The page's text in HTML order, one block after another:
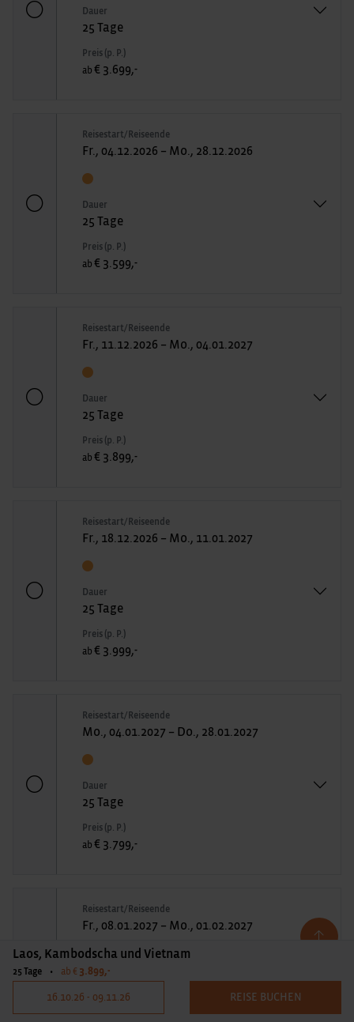
Dauer
25 Tage
Preis (p. P.)
ab € 3.699,-
Reisestart/Reiseende
Fr., 04.12.2026 – Mo., 28.12.2026
Dauer
25 Tage
Preis (p. P.)
ab € 3.599,-
Reisestart/Reiseende
Fr., 11.12.2026 – Mo., 04.01.2027
Dauer
25 Tage
Preis (p. P.)
ab € 3.899,-
Reisestart/Reiseende
Fr., 18.12.2026 – Mo., 11.01.2027
Dauer
25 Tage
Preis (p. P.)
ab € 3.999,-
Reisestart/Reiseende
Mo., 04.01.2027 – Do., 28.01.2027
Dauer
25 Tage
Preis (p. P.)
ab € 3.799,-
Reisestart/Reiseende
Fr., 08.01.2027 – Mo., 01.02.2027
Dauer
25 Tage
Laos, Kambodscha und Vietnam
25 Tage • ab € 3.899,-
16.10.26 - 09.11.26 REISE BUCHEN